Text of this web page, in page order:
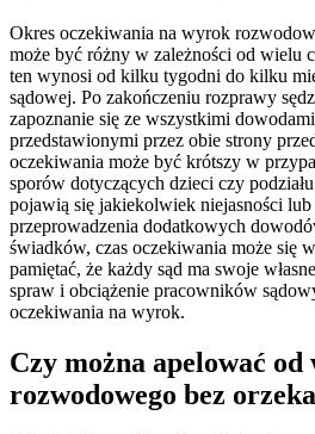
Okres oczekiwania na wyrok
może być różny w zależności od wielu
ten wynosi od kilku tygodni do kilku
sądowej. Po zakończeniu rozprawy
zapoznanie się ze wszystkimi
przedstawionymi przez obie strony
oczekiwania może być krótszy w
sporów dotyczących dzieci czy
pojawią się jakiekolwiek niejasności lub
przeprowadzenia dodatkowych
świadków, czas oczekiwania może się
pamiętać, że każdy sąd ma swoje
spraw i obciążenie pracowników
oczekiwania na wyrok.
Czy można apelować
rozwodowego bez